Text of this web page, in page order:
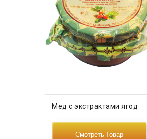
ДОБАВИТЬ В КОРЗИНУ
Мед с экстрактами ягод
Смотреть Товар